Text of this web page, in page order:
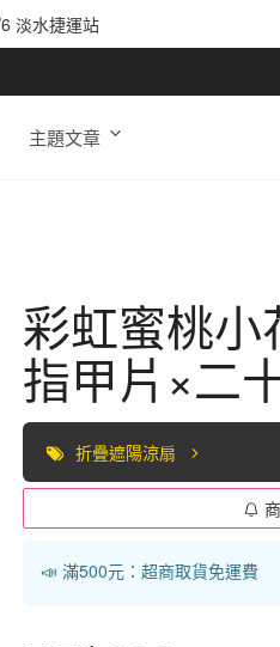
淡水捷運站
主題文章
彩虹蜜桃
指甲片×二
折疊遮陽涼扇
📣 滿500元：超商取貨免運費